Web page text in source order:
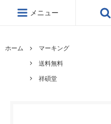
メニュー
ホーム
マーキング
送料無料
祥碩堂